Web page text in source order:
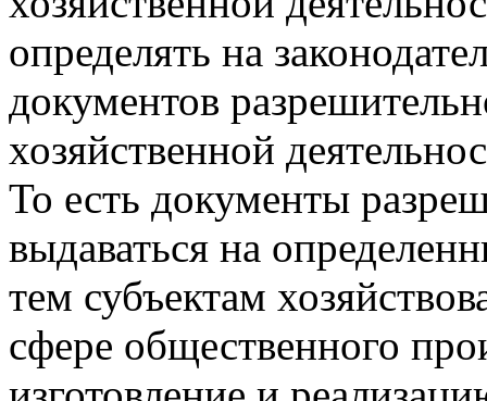
определять на
документов
хозяйственной
То есть документы
выдаваться на
тем субъектам
сфере общественного